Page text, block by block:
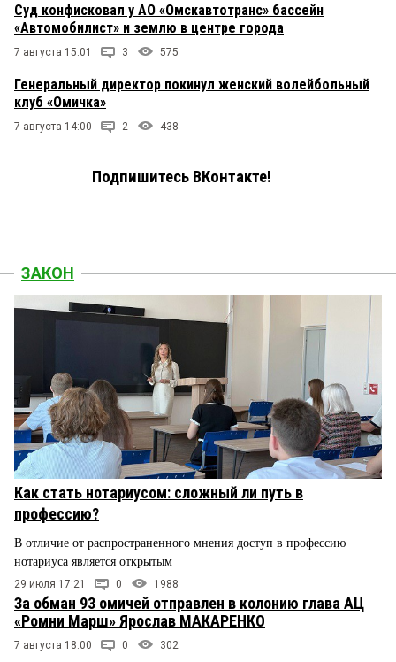
Суд конфисковал у АО «Омскавтотранс» бассейн
«Автомобилист» и землю в центре города
7 августа 15:01 3 575
Генеральный директор покинул женский волейбольный
клуб «Омичка»
7 августа 14:00 2 438
Подпишитесь ВКонтакте!
ЗАКОН
Как стать нотариусом: сложный ли путь в
профессию?
В отличие от распространенного мнения доступ в профессию
нотариуса является открытым
29 июля 17:21 0 1988
За обман 93 омичей отправлен в колонию глава АЦ
«Ромни Марш» Ярослав МАКАРЕНКО
7 августа 18:00 0 302